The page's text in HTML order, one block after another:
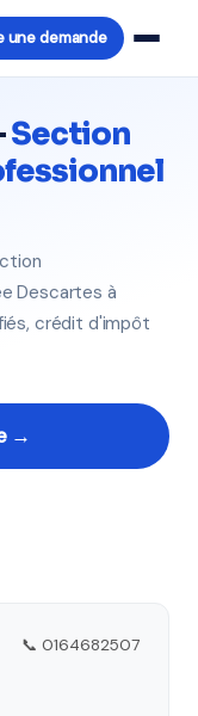
une demande
Section
Descartes à
crédit d'impôt
→
📞 0164682507